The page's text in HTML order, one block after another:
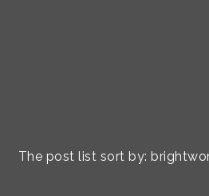
The post list sort by: